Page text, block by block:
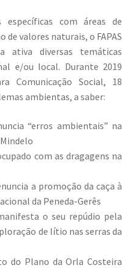
específicas com áreas de
de valores naturais, o FAPAS
ativa diversas temáticas
e/ou local. Durante 2019
Comunicação Social, 18
ambientas, a saber:
“erros ambientais” na
com as dragagens na
a promoção da caça à
da Peneda-Gerês
o seu repúdio pela
de lítio nas serras da
do Plano da Orla Costeira